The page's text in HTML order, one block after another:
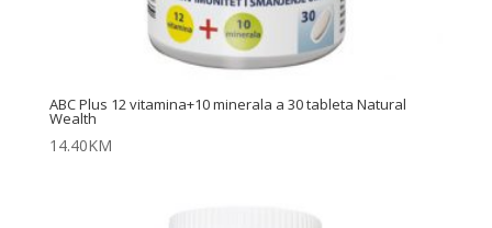
ABC Plus 12 vitamina+10 minerala a 30 tableta Natural
Wealth
14.40KM